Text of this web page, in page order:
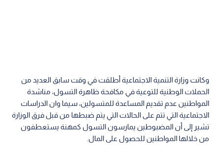
وكانت وزارة التنمية الاجتماعية أطلقت في وقت سابق العديد من
الحملات الوطنية للتوعية في مكافحة ظاهرة التسول، مناشدة
المواطنين عدم تقديم المساعدة للمتسولين، سيما وان الدراسات
الاجتماعية التي تتم على الحالات التي يتم ضبطها من قبل فرق الوزارة
تشير إلى أن المضبوطين يمارسون التسول كمهنة يستعطفون
من خلالها المواطنين للحصول على المال.